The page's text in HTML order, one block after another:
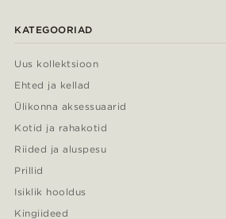
KATEGOORIAD
Uus kollektsioon
Ehted ja kellad
Ülikonna aksessuaarid
Kotid ja rahakotid
Riided ja aluspesu
Prillid
Isiklik hooldus
Kingiideed